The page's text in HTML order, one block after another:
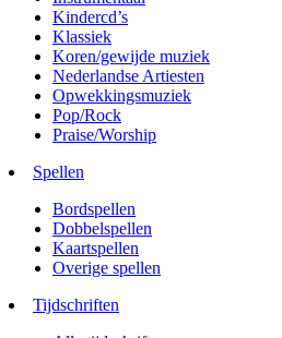
Kindercd’s
Klassiek
Koren/gewijde muziek
Nederlandse Artiesten
Opwekkingsmuziek
Pop/Rock
Praise/Worship
Spellen
Bordspellen
Dobbelspellen
Kaartspellen
Overige spellen
Tijdschriften